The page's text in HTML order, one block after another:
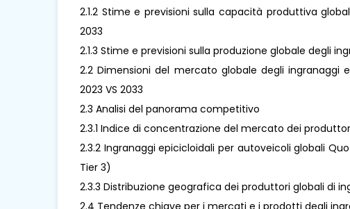
2.1.2 Stime e previsioni sulla capacità produttiva
2033
2.1.3 Stime e previsioni sulla produzione globale degli
2.2 Dimensioni del mercato globale degli ingranaggi
2023 VS 2033
2.3 Analisi del panorama competitivo
2.3.1 Indice di concentrazione del mercato dei
2.3.2 Ingranaggi epicicloidali per autoveicoli globali
Tier 3)
2.3.3 Distribuzione geografica dei produttori globali di
2.4 Tendenze chiave per i mercati e i prodotti degli